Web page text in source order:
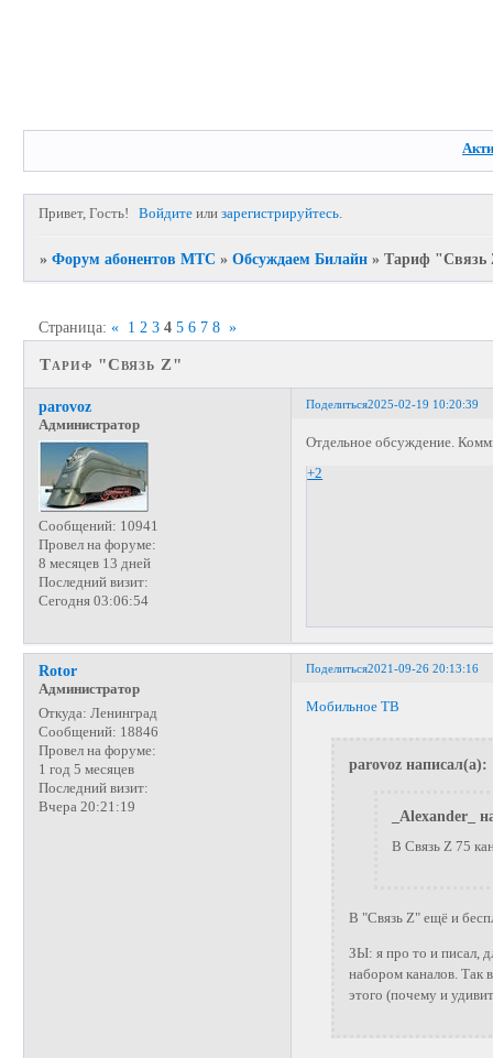
Привет, Гость! Войдите илизарегистрируйтесь.
»Форум абонентов МТС »Обсуждаем Билайн »Тариф "Связь
Тариф "Связь Z"
Страница:« 1 2 3 4 5 6 7 8 »
Поделиться2025-02-19 10:20:39
parovoz
Администратор
Сообщений: 10941
Провел на форуме:
8 месяцев 13 дней
Последний визит:
Сегодня 03:06:54
Отдельное обсуждение.
+2
Поделиться2021-09-26 20:13:16
Rotor
Администратор
Откуда: Ленинград
Сообщений: 18846
Провел на форуме:
1 год 5 месяцев
Последний визит:
Вчера 20:21:19
Мобильное ТВ
parovoz написал(а):
_Alexander_
В Связь Z 75
В "Связь Z" ещё и
ЗЫ: я про то и писал,
набором каналов. Так
этого (почему и